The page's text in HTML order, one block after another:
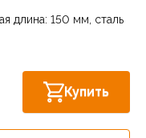
длина: 150 мм, сталь
Купить